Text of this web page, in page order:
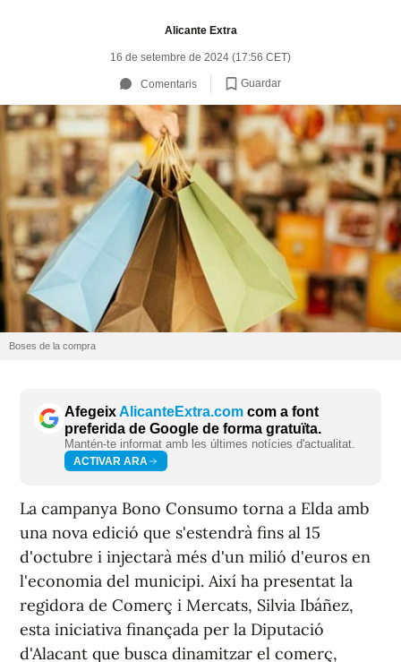
Alicante Extra
16 de setembre de 2024 (17:56 CET)
Comentaris Guardar
Boses de la compra
AfegeixAlicanteExtra.com com a font
preferida de Google de forma gratuïta.
Mantén-te informat amb les últimes notícies d'actualitat.
ACTIVAR ARA
La campanya Bono Consumo torna a Elda amb
una nova edició que s'estendrà fins al 15
d'octubre i injectarà més d'un milió d'euros en
l'economia del municipi. Així ha presentat la
regidora de Comerç i Mercats, Silvia Ibáñez,
esta iniciativa finançada per la Diputació
d'Alacant que busca dinamitzar el comerç,